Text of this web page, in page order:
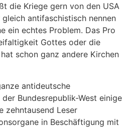
die Kriege gern von den USA
antifaschistisch nennen
ein echtes Problem. Das Pro
Gottes oder die
schon ganz andere Kirchen
antideutsche
Bundesrepublik-West einige
zehntausend Leser
in Beschäftigung mit